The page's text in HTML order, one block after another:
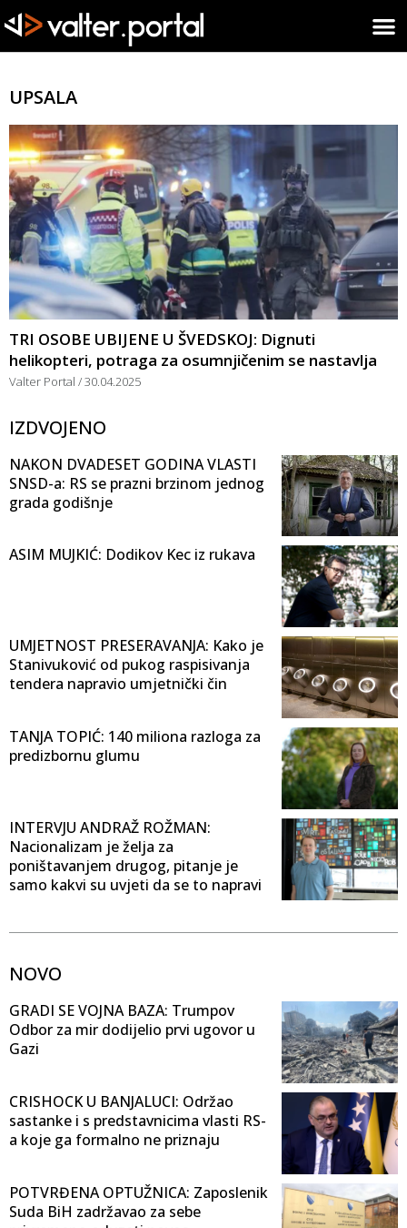
UPSALA
TRI OSOBE UBIJENE U ŠVEDSKOJ: Dignuti
helikopteri, potraga za osumnjičenim se nastavlja
Valter Portal 30.04.2025
IZDVOJENO
NAKON DVADESET GODINA VLASTI
SNSD-a: RS se prazni brzinom jednog
grada godišnje
ASIM MUJKIĆ: Dodikov Kec iz rukava
UMJETNOST PRESERAVANJA: Kako je
Stanivuković od pukog raspisivanja
tendera napravio umjetnički čin
TANJA TOPIĆ: 140 miliona razloga za
predizbornu glumu
INTERVJU ANDRAŽ ROŽMAN:
Nacionalizam je želja za
poništavanjem drugog, pitanje je
samo kakvi su uvjeti da se to napravi
NOVO
GRADI SE VOJNA BAZA: Trumpov
Odbor za mir dodijelio prvi ugovor u
Gazi
CRISHOCK U BANJALUCI: Održao
sastanke i s predstavnicima vlasti RS-
a koje ga formalno ne priznaju
POTVRĐENA OPTUŽNICA: Zaposlenik
Suda BiH zadržavao za sebe